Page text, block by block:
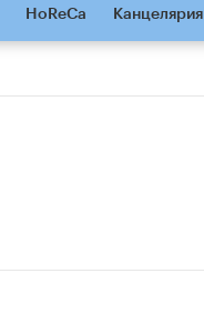
HoReCa Канцелярия